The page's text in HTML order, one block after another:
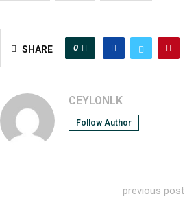
SHARE 0
CEYLONLK
Follow Author
previous post